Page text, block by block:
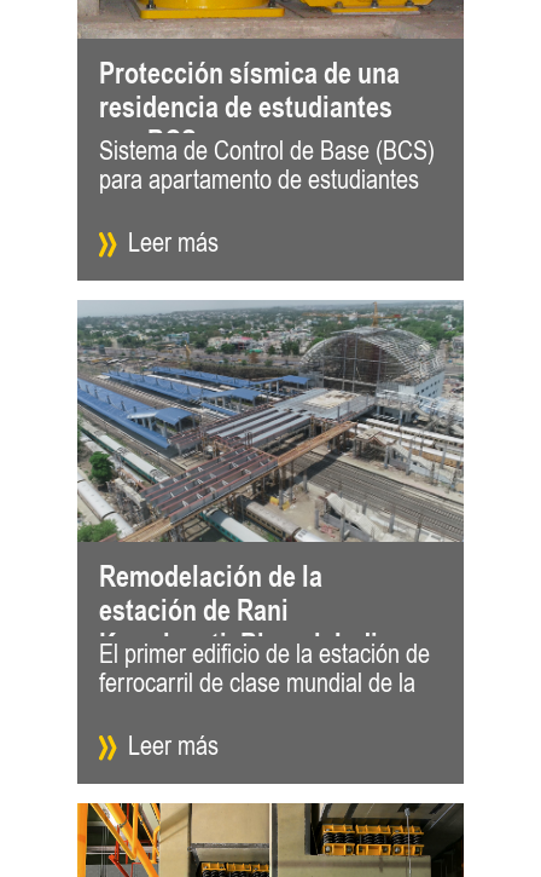
Protección sísmica de una
residencia de estudiantes
con BCS
Sistema de Control de Base (BCS)
para apartamento de estudiantes
en Mendoza, Argentina El Campus
Mendoza de la Universidad
Leer más
Remodelación de la
estación de Rani
Kamalapati, Bhopal, India
El primer edificio de la estación de
ferrocarril de clase mundial de la
India, remodelado bajo el modelo
de Asociación Público-Privada
Leer más